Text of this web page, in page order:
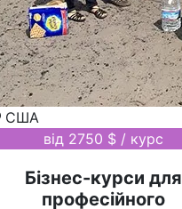
США
від 2750 $ / курс
Бізнес-курси для
професійного